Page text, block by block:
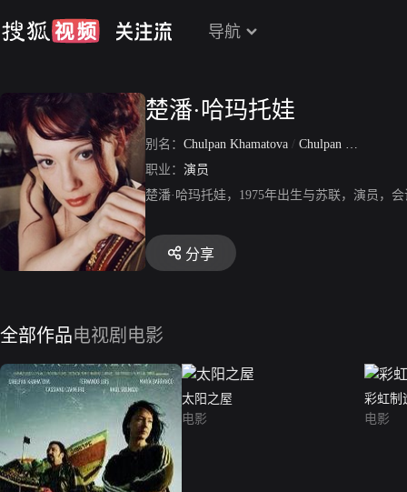
导航
楚潘·哈玛托娃
别名： Chulpan Khamatova / Chulpan Nailyevna Khamatova
职业： 演员
楚潘·哈玛托娃，1975年出生与苏联，演员，
分享
全部作品电视剧 电影
太阳之屋
电影
彩虹制
电影